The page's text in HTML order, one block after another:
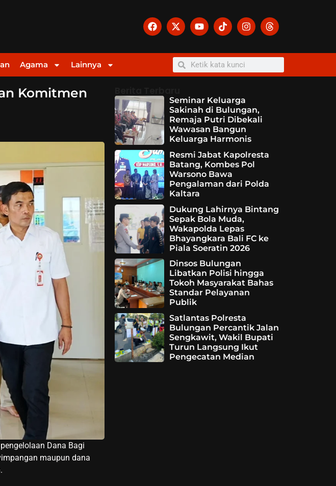
Agama Lainnya
Komitmen
Dana Bagi
maupun dana
Seminar Keluarga
Sakinah di Bulungan,
Remaja Putri Dibekali
Wawasan Bangun
Keluarga Harmonis
Resmi Jabat Kapolresta
Batang, Kombes Pol
Warsono Bawa
Pengalaman dari Polda
Kaltara
Dukung Lahirnya Bintang
Sepak Bola Muda,
Wakapolda Lepas
Bhayangkara Bali FC ke
Piala Soeratin 2026
Dinsos Bulungan
Libatkan Polisi hingga
Tokoh Masyarakat Bahas
Standar Pelayanan
Publik
Satlantas Polresta
Bulungan Percantik Jalan
Sengkawit, Wakil Bupati
Turun Langsung Ikut
Pengecatan Median